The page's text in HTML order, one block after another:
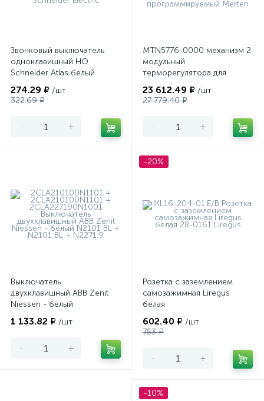
Звонковый выключатель
одноклавишный НО
Schneider Atlas белый
274.29 ₽ /шт
322.69 ₽
- +
MTN5776-0000 механизм 2
модульный
терморегулятора для
программируемый Merten
23 612.49 ₽ /шт
27 779.40 ₽
- +
Выключатель
двухклавишный ABB Zenit
Niessen - белый
1 133.82 ₽ /шт
- +
-20%
Розетка с заземлением
самозажимная Liregus
белая
602.40 ₽ /шт
753 ₽
- +
-10%